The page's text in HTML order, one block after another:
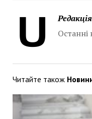
Останні
Читайте також